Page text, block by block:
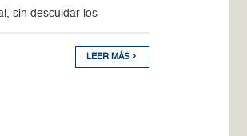
sin descuidar los
LEER MÁS